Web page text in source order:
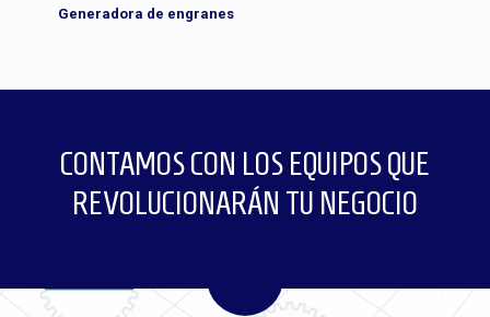
Generadora de engranes
CONTAMOS CON LOS EQUIPOS QUE
REVOLUCIONARÁN TU NEGOCIO